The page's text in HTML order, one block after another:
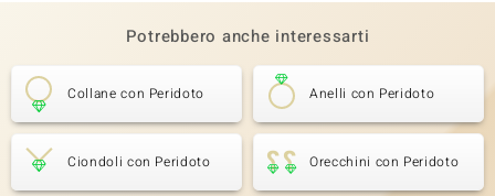
Potrebbero anche interessarti
Collane con Peridoto Anelli con Peridoto
Ciondoli con Peridoto Orecchini con Peridoto